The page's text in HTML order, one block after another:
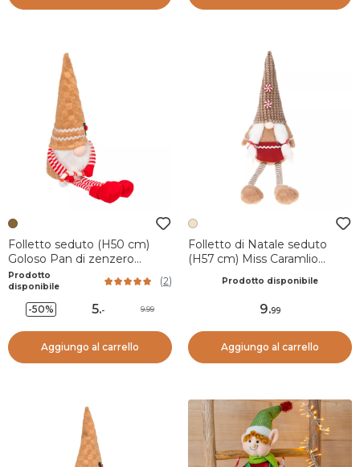
Folletto seduto (H50 cm)
Goloso Pan di zenzero
Marrone chiaro
Prodotto
disponibile
(2)
-50% 5.- 9.99
Aggiungo al carrello
Folletto di Natale seduto
(H57 cm) Miss Caramlio
Prodotto disponibile
9.99
Aggiungo al carrello